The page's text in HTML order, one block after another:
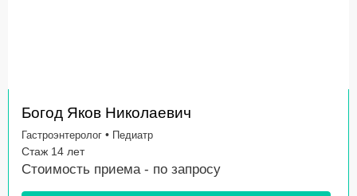
Богод Яков Николаевич
Гастроэнтеролог • Педиатр
Стаж 14 лет
Стоимость приема - по запросу